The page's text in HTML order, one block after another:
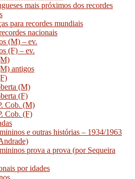
mais próximos dos recordes
para recordes mundiais
nacionais
(M) – ev.
(F) – ev.
antigos
(M)
(F)
Cob. (M)
Cob. (F)
e outras histórias – 1934/1963
prova a prova (por Sequeira
por idades